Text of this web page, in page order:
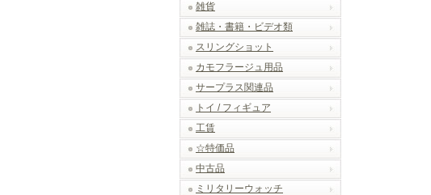
雑貨
雑誌・書籍・ビデオ類
スリングショット
カモフラージュ用品
サープラス関連品
トイ / フィギュア
工賃
☆特価品
中古品
ミリタリーウォッチ